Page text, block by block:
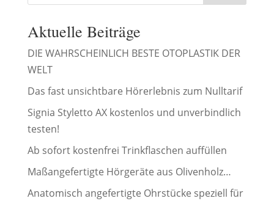
Aktuelle Beiträge
DIE WAHRSCHEINLICH BESTE OTOPLASTIK DER
WELT
Das fast unsichtbare Hörerlebnis zum Nulltarif
Signia Styletto AX kostenlos und unverbindlich
testen!
Ab sofort kostenfrei Trinkflaschen auffüllen
Maßangefertigte Hörgeräte aus Olivenholz…
Anatomisch angefertigte Ohrstücke speziell für